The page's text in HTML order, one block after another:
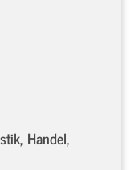
Handel,